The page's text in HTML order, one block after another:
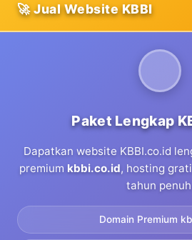
🚀 Jual Website KBBI
Paket Lengkap
Dapatkan website KBBI.co.id
premium kbbi.co.id, hosting
tahun
Domain Premium